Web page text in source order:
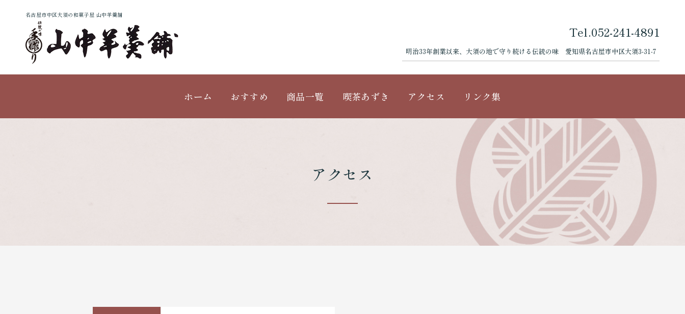
名古屋市中区大須の和菓子屋 山中羊羹舗
Tel.052-241-4891
明治33年創業以来、大須の地で守り続ける伝統の味 愛知県名古屋市中区大須3-31-7
ホーム おすすめ 商品一覧 喫茶あずき アクセス リンク集
アクセス